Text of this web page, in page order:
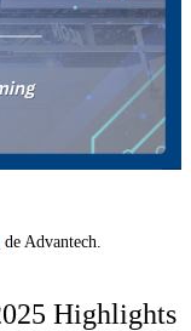
de Advantech.
Highlights